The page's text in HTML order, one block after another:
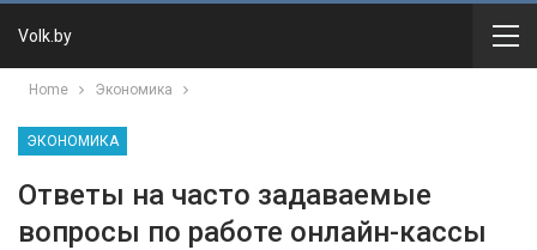
Volk.by
Home Экономика
ЭКОНОМИКА
Ответы на часто задаваемые
вопросы по работе онлайн-кассы